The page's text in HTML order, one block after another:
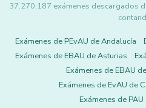
37.270.187 exámenes descargados
Exámenes de PEvAU de Andalucía
Exámenes de EBAU de Asturias
Exámenes de EBAU
Exámenes de EvAU de
Exámenes de